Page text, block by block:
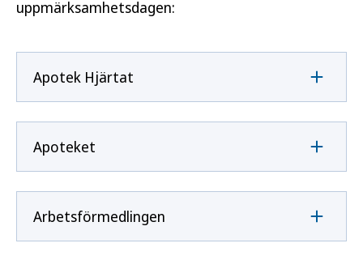
uppmärksamhetsdagen:
Apotek Hjärtat
Apoteket
Arbetsförmedlingen